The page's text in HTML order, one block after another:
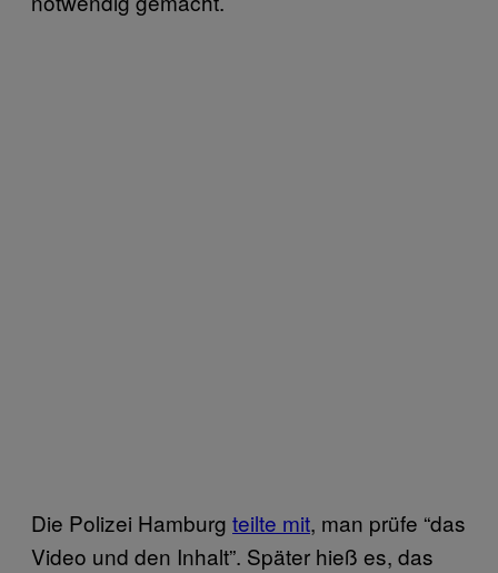
Die Polizei Hamburg teilte mit, man prüfe “das
Video und den Inhalt”. Später hieß es, das